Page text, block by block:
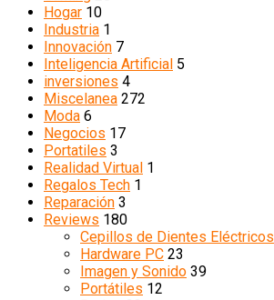
Hogar 10
Industria 1
Innovación 7
Inteligencia Artificial 5
inversiones 4
Miscelanea 272
Moda 6
Negocios 17
Portatiles 3
Realidad Virtual 1
Regalos Tech 1
Reparación 3
Reviews 180
Cepillos de Dientes Eléctricos
Hardware PC 23
Imagen y Sonido 39
Portátiles 12